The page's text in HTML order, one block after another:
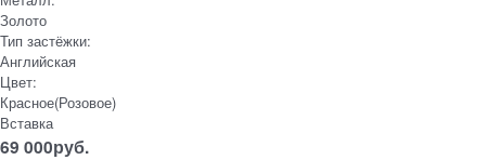
Золото
Тип застёжки:
Английская
Цвет:
Красное(Розовое)
Вставка
69 000руб.